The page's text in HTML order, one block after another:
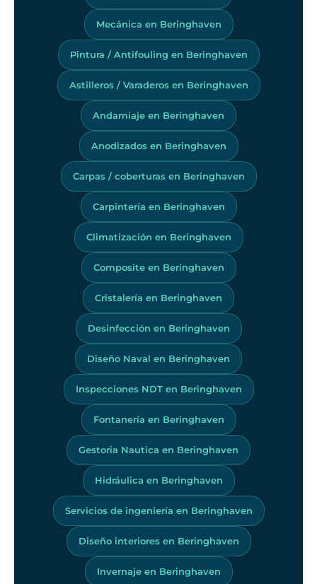
Mecánica en Beringhaven
Pintura / Antifouling en Beringhaven
Astilleros / Varaderos en Beringhaven
Andamiaje en Beringhaven
Anodizados en Beringhaven
Carpas / coberturas en Beringhaven
Carpintería en Beringhaven
Climatización en Beringhaven
Composite en Beringhaven
Cristalería en Beringhaven
Desinfección en Beringhaven
Diseño Naval en Beringhaven
Inspecciones NDT en Beringhaven
Fontanería en Beringhaven
Gestoria Nautica en Beringhaven
Hidráulica en Beringhaven
Servicios de ingeniería en Beringhaven
Diseño interiores en Beringhaven
Invernaje en Beringhaven